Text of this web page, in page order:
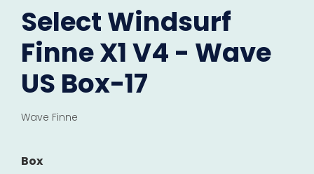
Select Windsurf
Finne X1 V4 - Wave
US Box-17
Wave Finne
Box